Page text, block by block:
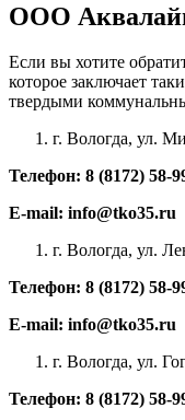
ООО
Если вы хотите
которое заключает
твердыми
г. Вологда, ул.
Телефон: 8 (8172) 58-
E-mail: info@tko35.ru
г. Вологда, ул.
Телефон: 8 (8172) 58-
E-mail: info@tko35.ru
г. Вологда, ул.
Телефон: 8 (8172) 58-